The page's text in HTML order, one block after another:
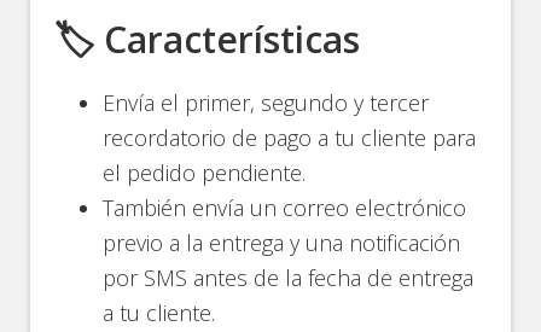
🏷️ Características
Envía el primer, segundo y tercer
recordatorio de pago a tu cliente para
el pedido pendiente.
También envía un correo electrónico
previo a la entrega y una notificación
por SMS antes de la fecha de entrega
a tu cliente.